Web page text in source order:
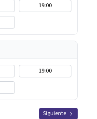
19:00
19:00
Siguiente